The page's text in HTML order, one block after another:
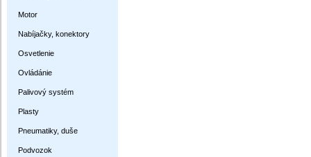
Motor
Nabíjačky, konektory
Osvetlenie
Ovládánie
Palivový systém
Plasty
Pneumatiky, duše
Podvozok